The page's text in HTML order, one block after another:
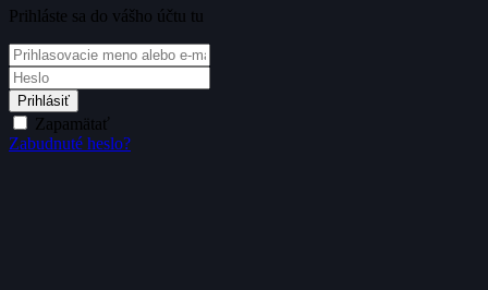
Prihláste sa do vášho účtu tu
Prihlásiť
Zapamätať
Zabudnuté heslo?